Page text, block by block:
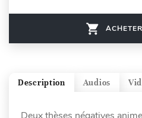
Audios
Description